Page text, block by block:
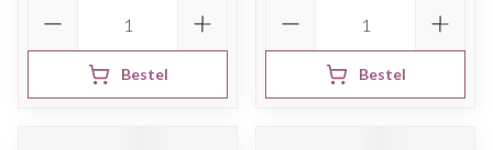
Bestel Bestel